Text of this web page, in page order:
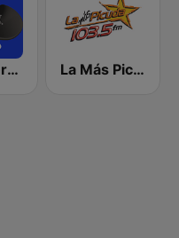
La Grupera Radio La Más Picuda